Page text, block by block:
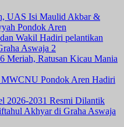
UAS Isi Maulid Akbar &
Pondok Aren
Wakil Hadiri pelantikan
Aswaja 2
Meriah, Ratusan Kicau Mania
Pondok Aren Hadiri
2026-2031 Resmi Dilantik
Akhyar di Graha Aswaja